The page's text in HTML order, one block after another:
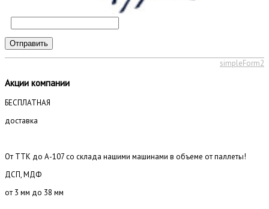
Отправить
simpleForm2
Акции компании
БЕСПЛАТНАЯ
доставка
От ТТК до А-107 со склада нашими машинами в объеме от паллеты!
ДСП, МДФ
от 3 мм до 38 мм